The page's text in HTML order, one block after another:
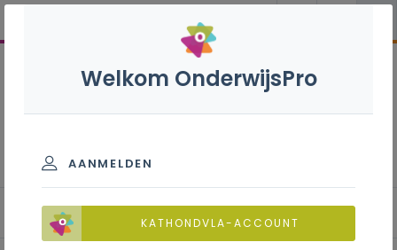
Aan de slag
Welkom OnderwijsPro
AANMELDEN
KATHONDVLA-ACCOUNT